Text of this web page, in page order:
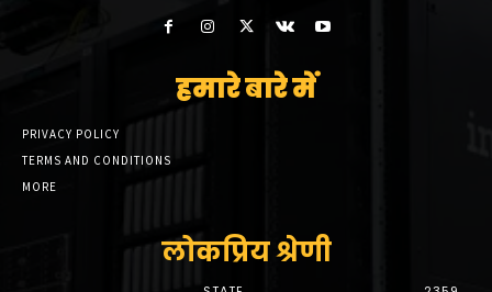
हमारे बारे में
PRIVACY POLICY
TERMS AND CONDITIONS
MORE
लोकप्रिय श्रेणी